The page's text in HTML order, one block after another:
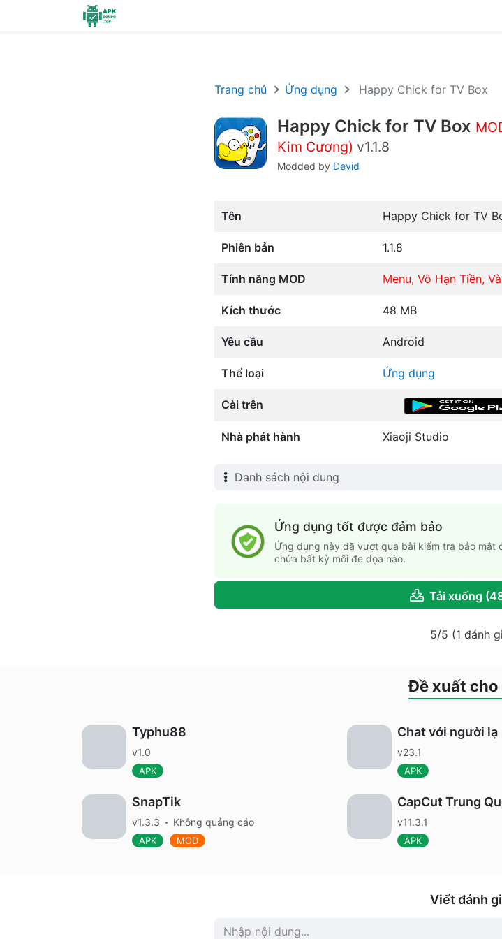
Chuyển đến nội dung
Trang chủ Ứng dụng Happy Chick for TV Box
Happy Chick for TV Box
Kim Cương) v1.1.8
Modded by Devid
Tên Happy Chick for TV
Phiên bản 1.1.8
Tính năng MOD Menu, Vô Hạn Tiền,
Kích thước 48 MB
Yêu cầu Android
Thể loại Ứng dụng
Cài trên
Nhà phát hành Xiaoji Studio
Danh sách nội dung
Ứng dụng tốt được đảm bảo
Ứng dụng này đã vượt qua bài kiểm tra bảo mật
chứa bất kỳ mối đe dọa nào.
Tải xuống
5/5 (1 đánh
Đề xuất cho
Typhu88
v1.0
APK
Chat với người lạ
v23.1
APK
SnapTik
v1.3.3 Không quảng cáo
APK MOD
CapCut Trung
v11.3.1
APK
Viết đánh